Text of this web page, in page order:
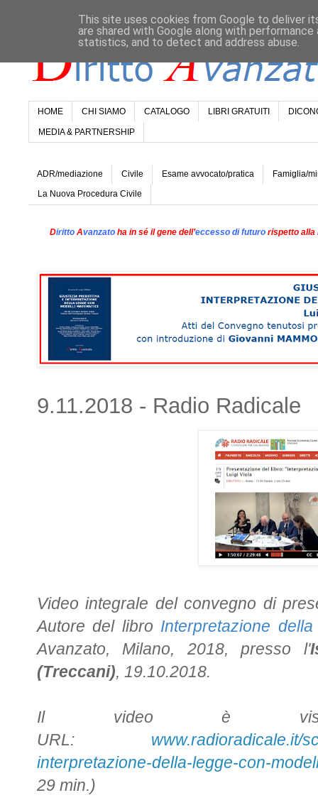
HOME CHI SIAMO CATALOGO LIBRI GRATUITI
MEDIA & PARTNERSHIP
ADR/mediazione Civile Esame avvocato/pratica Famiglia/
La Nuova Procedura Civile
Diritto Avanzato ha in sé il gene dell’eccesso di futuro rispetto alla
9.11.2018 - Radio Radicale
Video integrale del convegno di
Autore del libro Interpretazione
Avanzato, Milano, 2018, presso l'
(Treccani), 19.10.2018.
Il video è
URL: www.radioradicale.it/
interpretazione-della-legge-con-
29 min.)
This site uses cookies from Google to deliver
are shared with Google along with
statistics, and to detect and address abuse.